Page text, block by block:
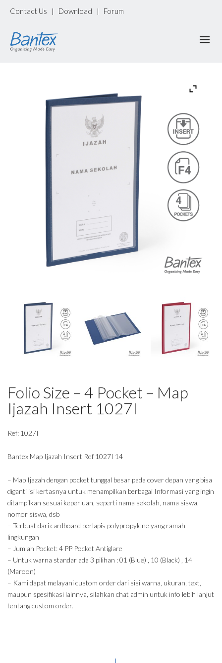
Contact Us | Download | Forum
Folio Size – 4 Pocket – Map
Ijazah Insert 1027I
Ref: 1027I
Bantex Map Ijazah Insert Ref 1027I 14
– Map Ijazah dengan pocket tunggal besar pada cover depan yang bisa
diganti isi kertasnya untuk menampilkan berbagai Informasi yang ingin
ditampilkan sesuai keperluan, seperti nama sekolah, nama siswa,
nomor siswa, dsb
– Terbuat dari cardboard berlapis polypropylene yang ramah
lingkungan
– Jumlah Pocket: 4 PP Pocket Antiglare
– Untuk warna standar ada 3 pilihan : 01 (Blue) , 10 (Black) , 14
(Maroon)
– Kami dapat melayani custom order dari sisi warna, ukuran, text,
maupun spesifikasi lainnya, silahkan chat admin untuk info lebih lanjut
tentang custom order.